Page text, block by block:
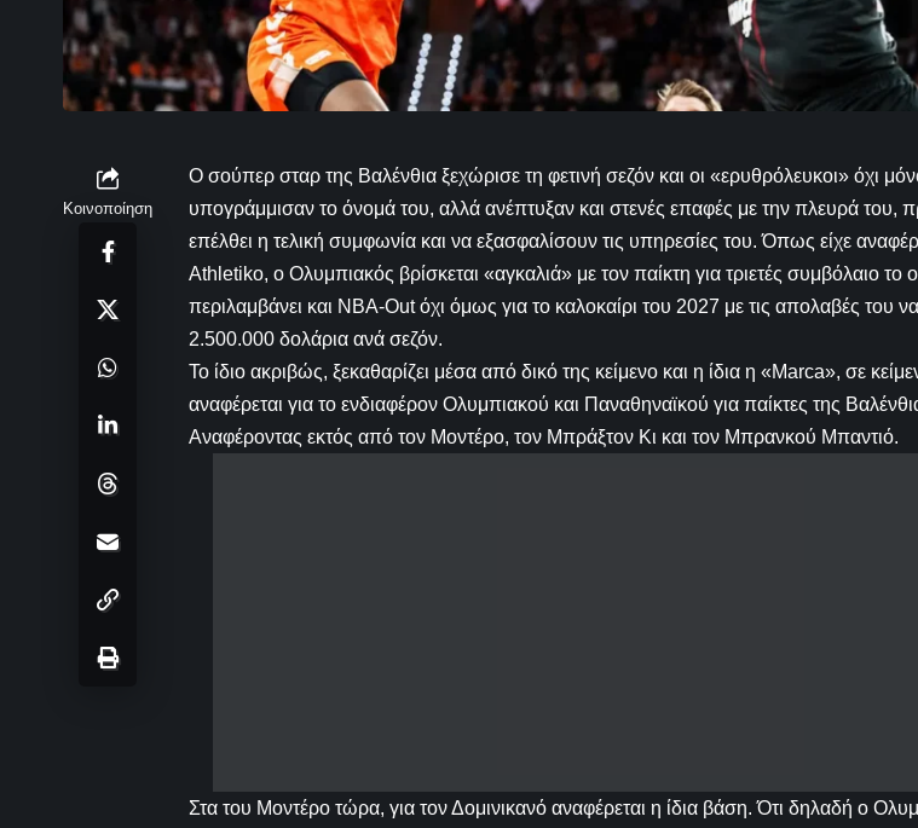
Κοινοποίηση
Ο σούπερ σταρ της Βαλένθια ξεχώρισε τη φετινή σεζόν και οι «ερυθρόλευκοι» όχι
υπογράμμισαν το όνομά του, αλλά ανέπτυξαν και στενές επαφές με την πλευρά του,
επέλθει η τελική συμφωνία και να εξασφαλίσουν τις υπηρεσίες του. Όπως είχε
Athletiko, ο Ολυμπιακός βρίσκεται «αγκαλιά» με τον παίκτη για τριετές συμβόλαιο το
περιλαμβάνει και NBA-Out όχι όμως για το καλοκαίρι του 2027 με τις απολαβές του
2.500.000 δολάρια ανά σεζόν.
Το ίδιο ακριβώς, ξεκαθαρίζει μέσα από δικό της κείμενο και η ίδια η «Marca», σε
αναφέρεται για το ενδιαφέρον Ολυμπιακού και Παναθηναϊκού για παίκτες της
Αναφέροντας εκτός από τον Μοντέρο, τον Μπράξτον Κι και τον Μπρανκού Μπαντιό.
Στα του Μοντέρο τώρα, για τον Δομινικανό αναφέρεται η ίδια βάση. Ότι δηλαδή ο